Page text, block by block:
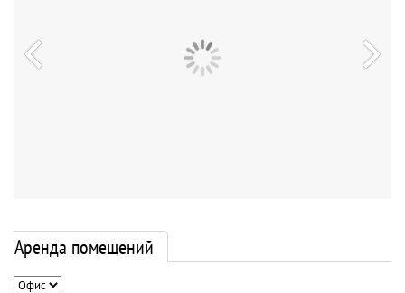
Аренда помещений